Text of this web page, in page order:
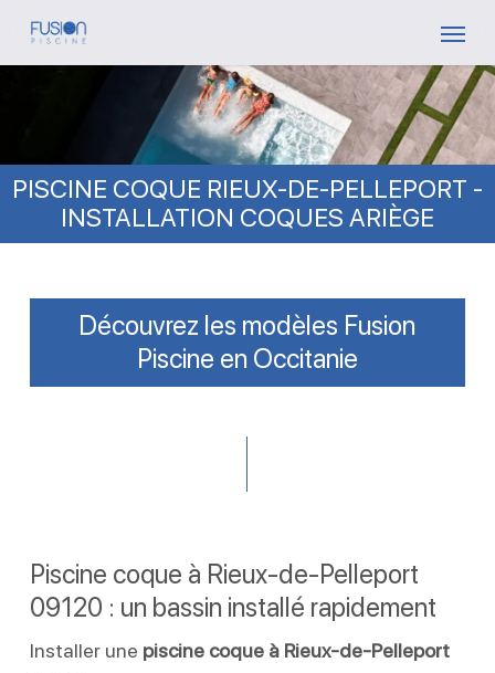
Skip
PISCINE COQUE RIEUX-DE-PELLEPORT -
INSTALLATION COQUES ARIÈGE
Découvrez les modèles Fusion
Piscine en Occitanie
Piscine coque à Rieux-de-Pelleport
09120 : un bassin installé rapidement
Installer une piscine coque à Rieux-de-Pelleport